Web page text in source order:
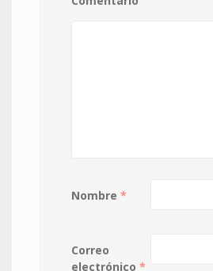
Nombre *
Correo
electrónico *